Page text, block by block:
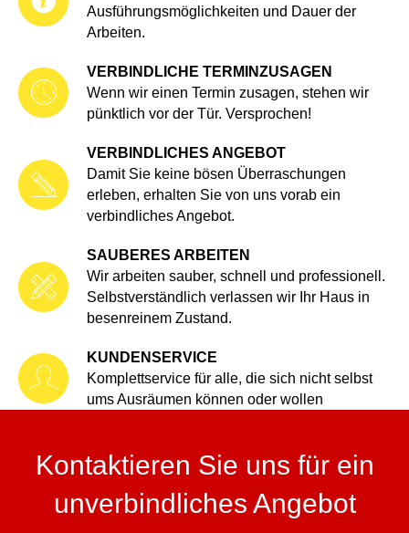
Ausführungsmöglichkeiten und Dauer der
Arbeiten.
VERBINDLICHE TERMINZUSAGEN
Wenn wir einen Termin zusagen, stehen wir
pünktlich vor der Tür. Versprochen!
VERBINDLICHES ANGEBOT
Damit Sie keine bösen Überraschungen
erleben, erhalten Sie von uns vorab ein
verbindliches Angebot.
SAUBERES ARBEITEN
Wir arbeiten sauber, schnell und professionell.
Selbstverständlich verlassen wir Ihr Haus in
besenreinem Zustand.
KUNDENSERVICE
Komplettservice für alle, die sich nicht selbst
ums Ausräumen können oder wollen
Kontaktieren Sie uns für ein
unverbindliches Angebot